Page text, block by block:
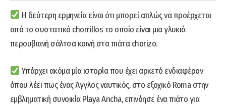
Η δεύτερη ερμηνεία είναι ότι μπορεί απλώς να προέρχεται
από το συστατικό chorrillos το οποίο είναι μια γλυκιά
περουβιανή σάλτσα κοινή στα πιάτα chorizo.
Υπάρχει ακόμα μία ιστορία που έχει αρκετό ενδιαφέρον
όπου λέει πως ένας Άγγλος ναυτικός, στο εξοχικό Roma στην
εμβληματική συνοικία Playa Ancha, επινόησε ένα πιάτο για